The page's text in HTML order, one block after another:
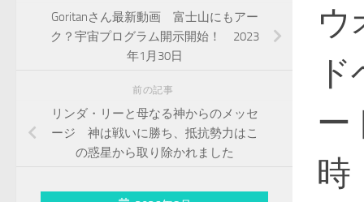
ウ
ー
時
Goritanさん最新動画 富士山にもアー
ク？宇宙プログラム開示開始！ 2023
年1月30日
前の記事
リンダ・リーと母なる神からのメッセ
ージ 神は戦いに勝ち、抵抗勢力はこ
の惑星から取り除かれました